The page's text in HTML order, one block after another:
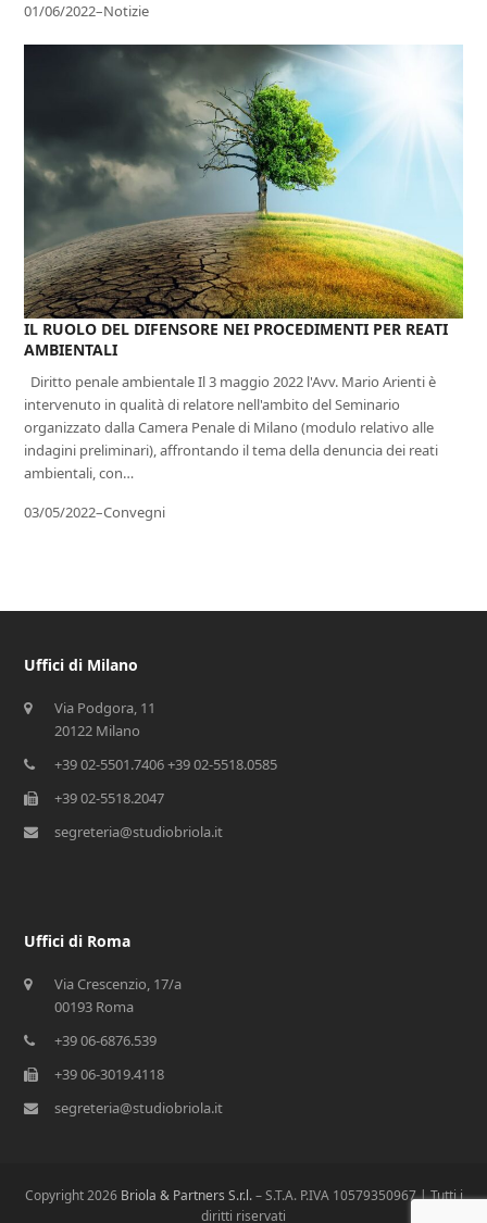
01/06/2022–Notizie
IL RUOLO DEL DIFENSORE NEI PROCEDIMENTI PER REATI
AMBIENTALI
Diritto penale ambientale Il 3 maggio 2022 l'Avv. Mario Arienti è
intervenuto in qualità di relatore nell'ambito del Seminario
organizzato dalla Camera Penale di Milano (modulo relativo alle
indagini preliminari), affrontando il tema della denuncia dei reati
ambientali, con…
03/05/2022–Convegni
Uffici di Milano
Via Podgora, 11
20122 Milano
+39 02-5501.7406 +39 02-5518.0585
+39 02-5518.2047
segreteria@studiobriola.it
Uffici di Roma
Via Crescenzio, 17/a
00193 Roma
+39 06-6876.539
+39 06-3019.4118
segreteria@studiobriola.it
Copyright 2026 Briola & Partners S.r.l.– S.T.A. P.IVA 10579350967 | Tutti i
diritti riservati